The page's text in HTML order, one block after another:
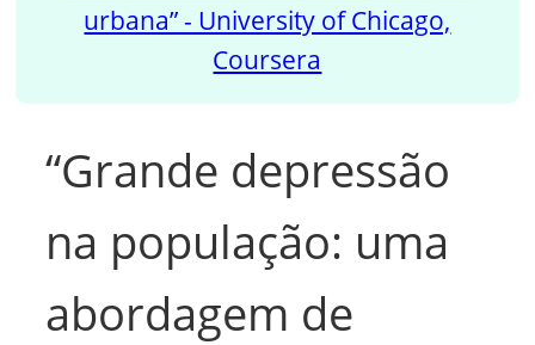
urbana” - University of Chicago,
Coursera
“Grande depressão
na população: uma
abordagem de